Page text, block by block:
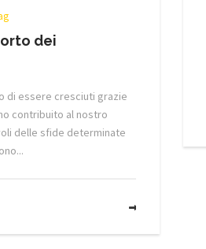
dei
di essere cresciuti grazie
contribuito al nostro
delle sfide determinate